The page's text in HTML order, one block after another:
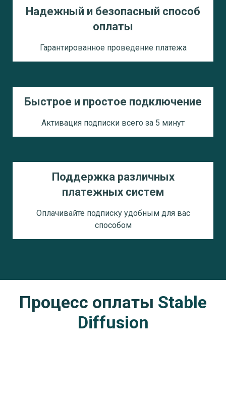
Надежный и безопасный способ
оплаты
Гарантированное проведение платежа
Быстрое и простое подключение
Активация подписки всего за 5 минут
Поддержка различных
платежных систем
Оплачивайте подписку удобным для вас
способом
Процесс оплаты Stable
Diffusion